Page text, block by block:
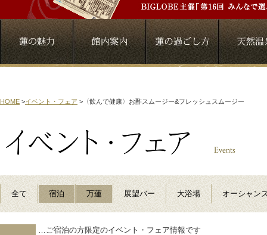
HOME >イベント・フェア > 〈飲んで健康〉お酢スムージー&フレッシュスムージー
全て 宿泊 万蓮 展望バー 大浴場 オーシャン
…ご宿泊の方限定のイベント・フェア情報です